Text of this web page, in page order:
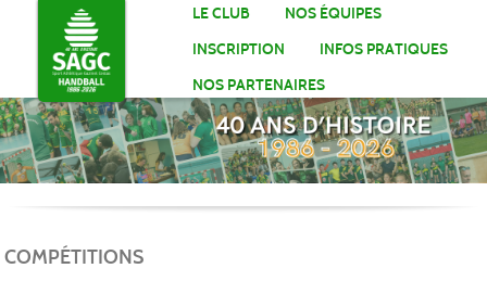
LE CLUB
NOS ÉQUIPES
INSCRIPTION
INFOS PRATIQUES
NOS PARTENAIRES
COMPÉTITIONS
Panneau de gestion des cookies